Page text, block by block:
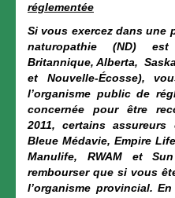
Règlements
Membres
Espace membre
Renouvellement
réglementée
Si vous exercez dans une
naturopathie (ND) est
Britannique, Alberta,
et Nouvelle-Écosse),
l’organisme public de
concernée pour être
2011, certains assureurs
Bleue Médavie, Empire
Manulife, RWAM et
rembourser que si vous
l’organisme provincial.